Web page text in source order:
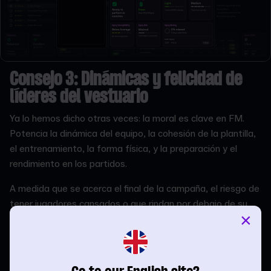
Consejo 3: Dinámicas y felicidad de
líderes del vestuario
Ya lo hemos dicho otras veces: la moral es clave en FM.
Potencia la dinámica del equipo, la cohesión de la plantilla,
el entrenamiento, la forma física, y la preparación y el
rendimiento en los partidos.
A medida que se acerca el final de la campaña, el riesgo de
tener jugadores cansados o que rindan por debajo de su
nivel habitual puede perjudicar el nivel de felicidad de la
plantilla. Y lo mismo pasa con los rumores de posibles
salidas de jugadores; todo esto en un momento en el que
necesitas que la moral esté al máximo para alcanzar tus
×